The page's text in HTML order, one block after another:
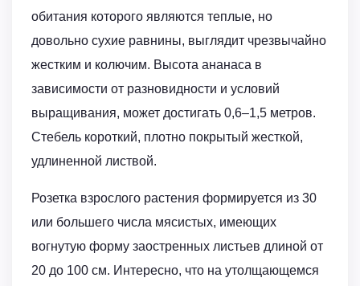
обитания которого являются теплые, но
довольно сухие равнины, выглядит чрезвычайно
жестким и колючим. Высота ананаса в
зависимости от разновидности и условий
выращивания, может достигать 0,6–1,5 метров.
Стебель короткий, плотно покрытый жесткой,
удлиненной листвой.
Розетка взрослого растения формируется из 30
или большего числа мясистых, имеющих
вогнутую форму заостренных листьев длиной от
20 до 100 см. Интересно, что на утолщающемся